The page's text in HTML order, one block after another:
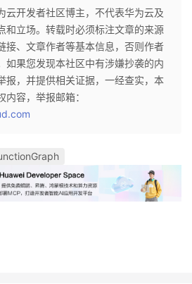
云开发者社区博主，不代表华为云及
和立场。转载时必须标注文章的来源
接、文章作者等基本信息，否则作者
如果您发现本社区中有涉嫌抄袭的内
报，并提供相关证据，一经查实，本
容，举报邮箱：